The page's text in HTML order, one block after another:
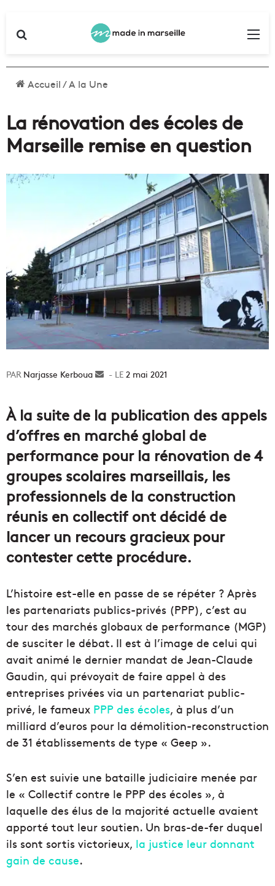
Accueil/A la Une
La rénovation des écoles de
Marseille remise en question
Narjasse Kerboua
Envoyer2 mai 2021
À la suite de la publication des appels
d’offres en marché global de
performance pour la rénovation de 4
groupes scolaires marseillais, les
professionnels de la construction
réunis en collectif ont décidé de
lancer un recours gracieux pour
contester cette procédure.
L’histoire est-elle en passe de se répéter ? Après
les partenariats publics-privés (PPP), c’est au
tour des marchés globaux de performance (MGP)
de susciter le débat. Il est à l’image de celui qui
avait animé le dernier mandat de Jean-Claude
Gaudin, qui prévoyait de faire appel à des
entreprises privées via un partenariat public-
privé, le fameux PPP des écoles, à plus d’un
milliard d’euros pour la démolition-reconstruction
de 31 établissements de type « Geep ».
S’en est suivie une bataille judiciaire menée par
le « Collectif contre le PPP des écoles », à
laquelle des élus de la majorité actuelle avaient
apporté tout leur soutien. Un bras-de-fer duquel
ils sont sortis victorieux, la justice leur donnant
gain de cause.